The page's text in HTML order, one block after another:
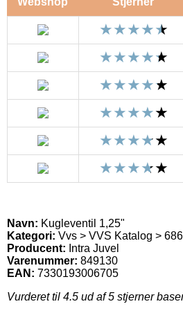
Navn: Kugleventil 1,25"
Kategori: Vvs > VVS Katalog >
Producent: Intra Juvel
Varenummer: 849130
EAN: 7330193006705
Vurderet til 4.5 ud af 5 stjerner